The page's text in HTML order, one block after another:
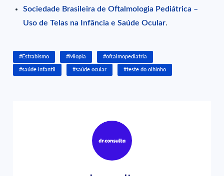
Sociedade Brasileira de Oftalmologia Pediátrica –
Uso de Telas na Infância e Saúde Ocular.
#Estrabismo #Miopia #oftalmopediatria
#saúde infantil #saúde ocular #teste do olhinho